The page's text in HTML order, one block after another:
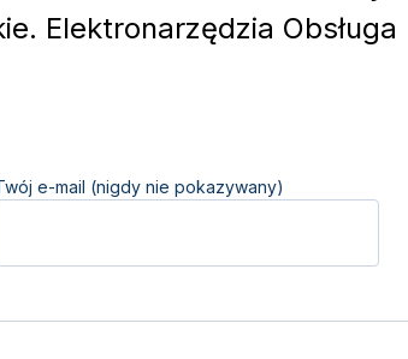
Elektronarzędzia Obsługa
e-mail (nigdy nie pokazywany)